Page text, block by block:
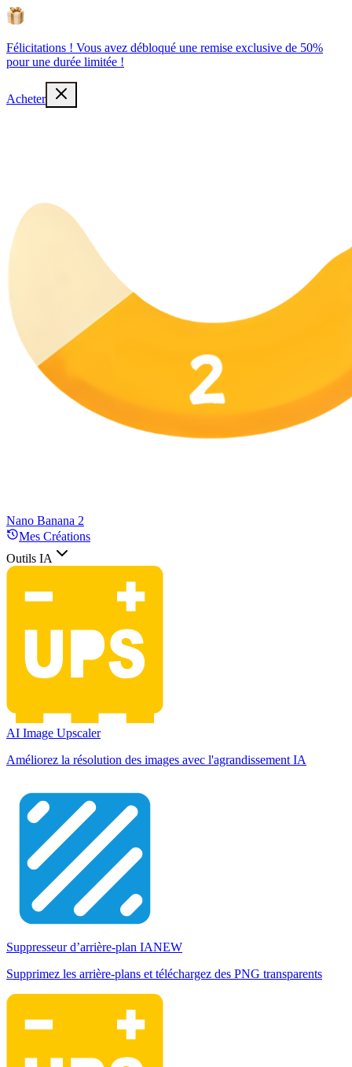
Félicitations ! Vous avez débloqué une remise exclusive de 50%
pour une durée limitée !
Acheter
Nano Banana 2
Mes Créations
Outils IA
AI Image Upscaler
Améliorez la résolution des images avec l'agrandissement IA
Suppresseur d’arrière-plan IANEW
Supprimez les arrière-plans et téléchargez des PNG transparents